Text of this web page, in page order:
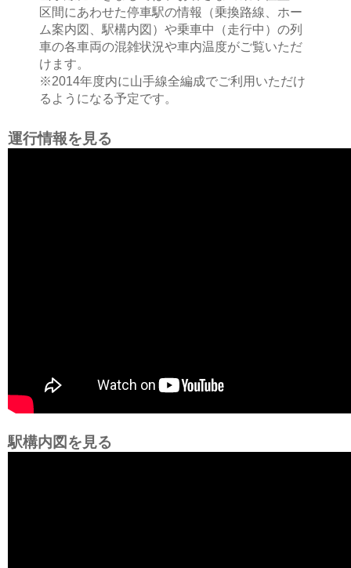
区間にあわせた停車駅の情報（乗換路線、ホー
ム案内図、駅構内図）や乗車中（走行中）の列
車の各車両の混雑状況や車内温度がご覧いただ
けます。
※2014年度内に山手線全編成でご利用いただけ
るようになる予定です。
運行情報を見る
駅構内図を見る